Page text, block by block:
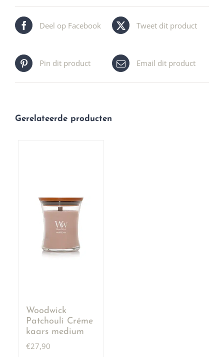
Deel op Facebook Tweet dit product
Pin dit product Email dit product
Gerelateerde producten
Woodwick
Patchouli Créme
kaars medium
€27,90